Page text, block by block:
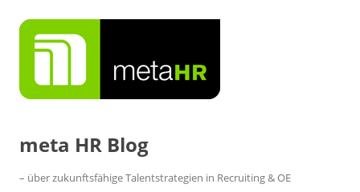
Inhalt
springen
meta HR Blog
– über zukunftsfähige Talentstrategien in Recruiting & OE